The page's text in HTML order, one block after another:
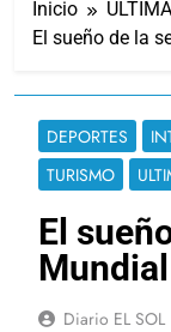
Inicio
El sueño de la
DEPORTES
TURISMO
El
Diario EL SOL